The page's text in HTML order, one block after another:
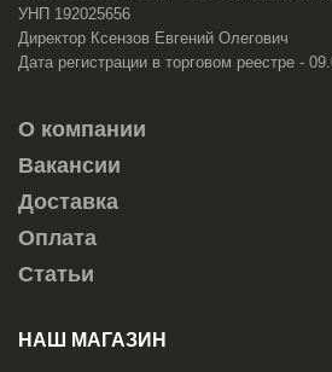
УНП 192025656
Директор Ксензов Евгений Олегович
Дата регистрации в торговом реестре -
О компании
Вакансии
Доставка
Оплата
Статьи
НАШ МАГАЗИН